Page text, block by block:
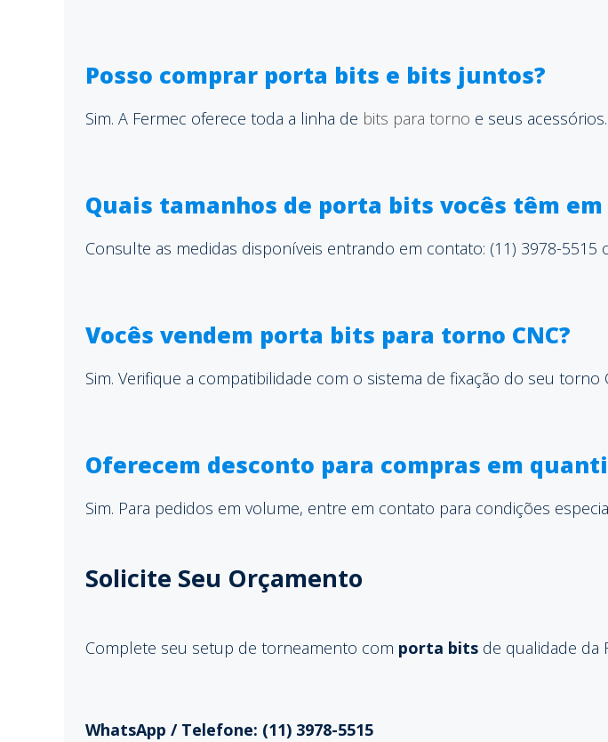
Posso comprar porta bits e bits juntos?
Sim. A Fermec oferece toda a linha de bits para torno e seus
Quais tamanhos de porta bits vocês têm
Consulte as medidas disponíveis entrando em contato: (11) 3978-5515
Vocês vendem porta bits para torno CNC?
Sim. Verifique a compatibilidade com o sistema de fixação do seu
Oferecem desconto para compras em
Sim. Para pedidos em volume, entre em contato para condições
Solicite Seu Orçamento
Complete seu setup de torneamento com porta bits de qualidade da
WhatsApp / Telefone: (11) 3978-5515